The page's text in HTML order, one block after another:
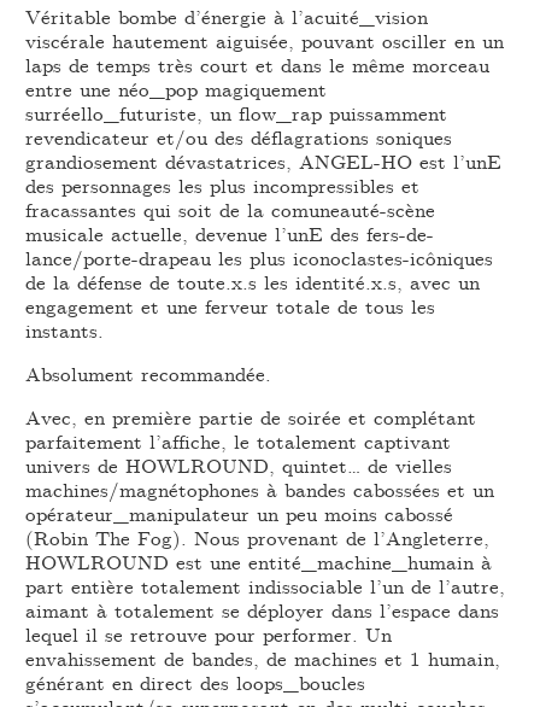
Véritable bombe d’énergie à l’acuité_vision
viscérale hautement aiguisée, pouvant osciller en un
laps de temps très court et dans le même morceau
entre une néo_pop magiquement
surréello_futuriste, un flow_rap puissamment
revendicateur et/ou des déflagrations soniques
grandiosement dévastatrices, ANGEL-HO est l’unE
des personnages les plus incompressibles et
fracassantes qui soit de la comuneauté-scène
musicale actuelle, devenue l’unE des fers-de-
lance/porte-drapeau les plus iconoclastes-icôniques
de la défense de toute.x.s les identité.x.s, avec un
engagement et une ferveur totale de tous les
instants.
Absolument recommandée.
Avec, en première partie de soirée et complétant
parfaitement l’affiche, le totalement captivant
univers de HOWLROUND, quintet… de vielles
machines/magnétophones à bandes cabossées et un
opérateur_manipulateur un peu moins cabossé
(Robin The Fog). Nous provenant de l’Angleterre,
HOWLROUND est une entité_machine_humain à
part entière totalement indissociable l’un de l’autre,
aimant à totalement se déployer dans l’espace dans
lequel il se retrouve pour performer. Un
envahissement de bandes, de machines et 1 humain,
générant en direct des loops_boucles